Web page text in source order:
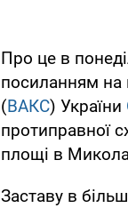
Про це в
посиланням на
(ВАКС) України
протиправної
площі в
Заставу в